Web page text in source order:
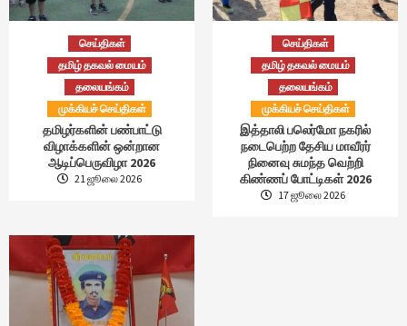
செய்திகள்
தமிழ் தகவல் மையம்
தலையங்கம்
முக்கியச் செய்திகள்
தமிழர்களின் பண்பாட்டு
விழாக்களின் ஒன்றான
ஆடிப்பெருவிழா 2026
21 ஜூலை 2026
செய்திகள்
தமிழ் தகவல் மையம்
தலையங்கம்
முக்கியச் செய்திகள்
இத்தாலி பலெர்மோ நகரில்
நடைபெற்ற தேசிய மாவீரர்
நினைவு சுமந்த வெற்றி
கிண்ணப் போட்டிகள் 2026
17 ஜூலை 2026